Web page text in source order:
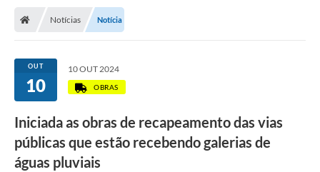
Notícias Notícia
OUT
10
10 OUT 2024
OBRAS
Iniciada as obras de recapeamento das vias
públicas que estão recebendo galerias de
águas pluviais